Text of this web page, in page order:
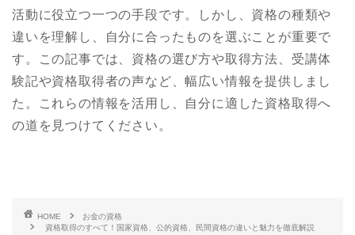
活動に役立つ一つの手段です。しかし、資格の種類や
違いを理解し、自分に合ったものを選ぶことが重要で
す。この記事では、資格の選び方や取得方法、受講体
験記や資格取得者の声など、幅広い情報を提供しまし
た。これらの情報を活用し、自分に適した資格取得へ
の道を見つけてください。
HOME
お金の資格
資格取得のすべて！国家資格、公的資格、民間資格の違いと魅力を徹底解説